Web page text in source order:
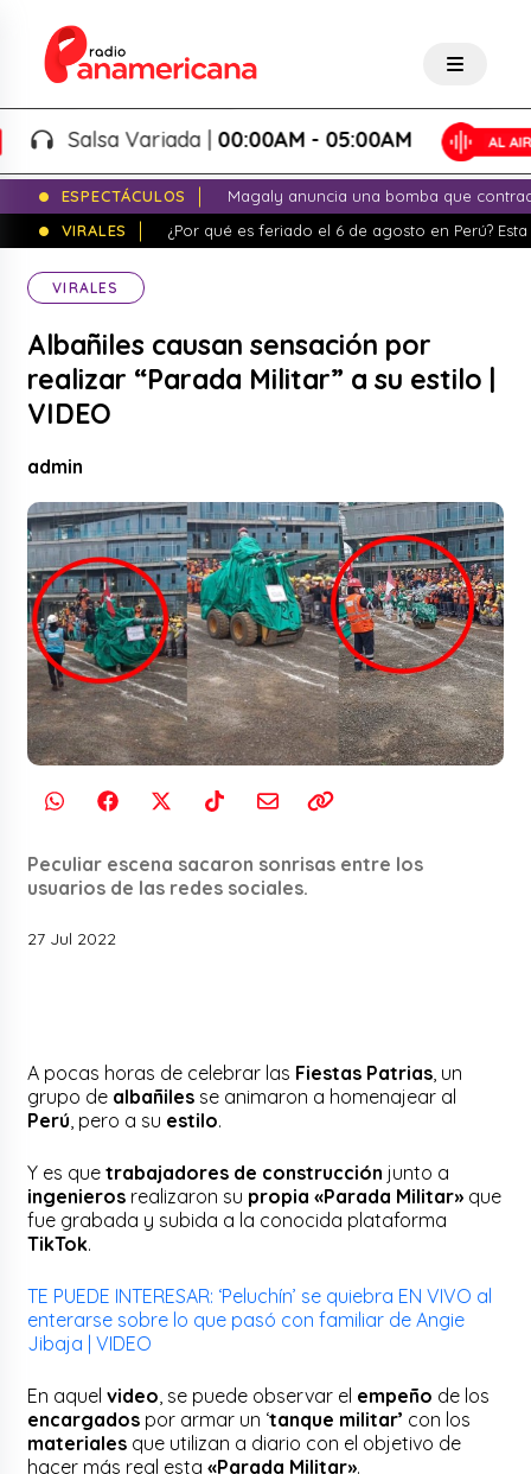
Salsa Variada |00:00AM - 05:00AM
ESPECTÁCULOS
Magaly anuncia una bomba que
VIRALES
¿Por qué es feriado el 6 de agosto en Perú?
VIRALES
Albañiles causan sensación por
realizar “Parada Militar” a su estilo |
VIDEO
admin
Peculiar escena sacaron sonrisas entre los
usuarios de las redes sociales.
27 Jul 2022
A pocas horas de celebrar las Fiestas Patrias , un
grupo de albañiles se animaron a homenajear al
Perú , pero a su estilo.
Y es quetrabajadores de construcción junto a
ingenieros realizaron su propia «Parada Militar» que
fue grabada y subida a la conocida plataforma
TikTok.
TE PUEDE INTERESAR: ‘Peluchín’ se quiebra EN VIVO al
enterarse sobre lo que pasó con familiar de Angie
Jibaja | VIDEO
En aquelvideo , se puede observar el empeño de los
encargados por armar un ‘tanque militar’ con los
materiales que utilizan a diario con el objetivo de
hacer más real esta«Parada Militar».